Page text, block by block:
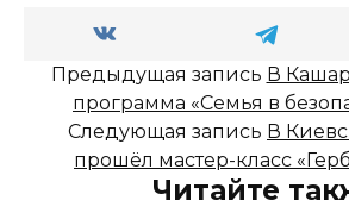
Предыдущая запись В
программа «Семья в
Следующая запись В
прошёл мастер-класс
Читайте